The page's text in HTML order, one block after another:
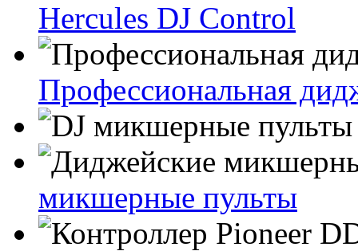
Hercules DJ Control
Профессиональная
микшерные пульты